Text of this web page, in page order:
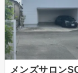
メンズサロン